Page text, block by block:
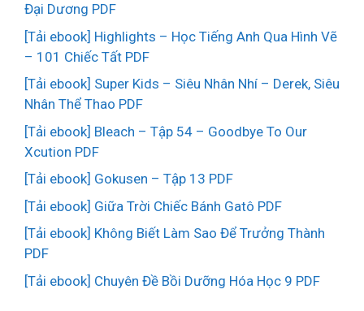
Đại Dương PDF
[Tải ebook] Highlights – Học Tiếng Anh Qua Hình Vẽ
– 101 Chiếc Tất PDF
[Tải ebook] Super Kids – Siêu Nhân Nhí – Derek, Siêu
Nhân Thể Thao PDF
[Tải ebook] Bleach – Tập 54 – Goodbye To Our
Xcution PDF
[Tải ebook] Gokusen – Tập 13 PDF
[Tải ebook] Giữa Trời Chiếc Bánh Gatô PDF
[Tải ebook] Không Biết Làm Sao Để Trưởng Thành
PDF
[Tải ebook] Chuyên Đề Bồi Dưỡng Hóa Học 9 PDF